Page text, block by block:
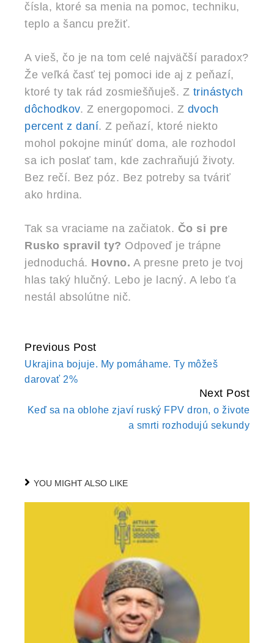
čísla, ktoré sa menia na pomoc, techniku,
teplo a šancu prežiť.
A vieš, čo je na tom celé najväčší paradox?
Že veľká časť tej pomoci ide aj z peňazí,
ktoré ty tak rád zosmiešňuješ. Z trinástych
dôchodkov. Z energopomoci. Z dvoch
percent z daní. Z peňazí, ktoré niekto
mohol pokojne minúť doma, ale rozhodol
sa ich poslať tam, kde zachraňujú životy.
Bez rečí. Bez póz. Bez potreby sa tváriť
ako hrdina.
Tak sa vraciame na začiatok. Čo si pre
Rusko spravil ty? Odpoveď je trápne
jednoduchá. Hovno. A presne preto je tvoj
hlas taký hlučný. Lebo je lacný. A lebo ťa
nestál absolútne nič.
CONTINUE
READING
Previous Post
Ukrajina bojuje. My pomáhame. Ty môžeš
darovať 2%
Next Post
Keď sa na oblohe zjaví ruský FPV dron, o živote
a smrti rozhodujú sekundy
YOU MIGHT ALSO LIKE